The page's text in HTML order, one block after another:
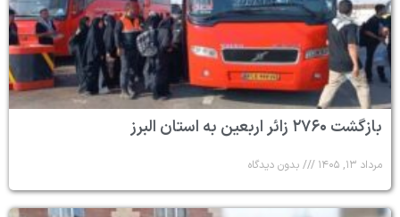
بازگشت ۲۷۶۰ زائر اربعین به استان البرز
مرداد ۱۳, ۱۴۰۵ بدون دیدگاه